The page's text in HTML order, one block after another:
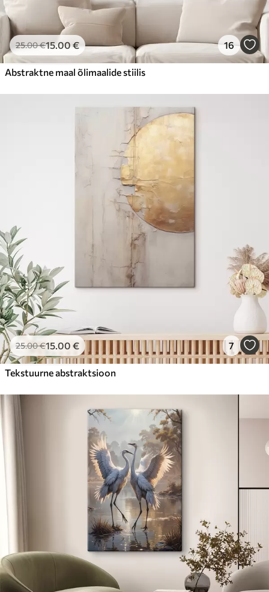
25.00€15.00€ 16
Abstraktne maal õlimaalide stiilis
25.00€15.00 € 7
Tekstuurne abstraktsioon